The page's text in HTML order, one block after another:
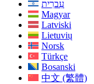
עִברִית
Magyar
Latviski
Lietuvių
Norsk
Türkçe
Bosanski
中文 (繁體)